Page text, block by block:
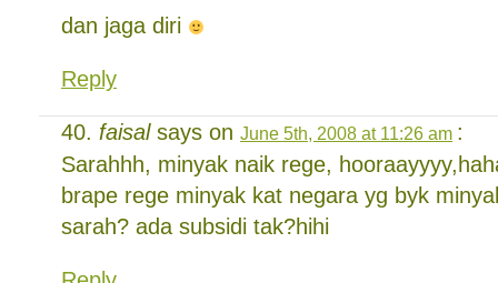
dan jaga diri
Reply
faisalsays on June 5th, 2008 at 11:26 am :
Sarahhh, minyak naik rege,
brape rege minyak kat negara yg byk
sarah? ada subsidi tak?hihi